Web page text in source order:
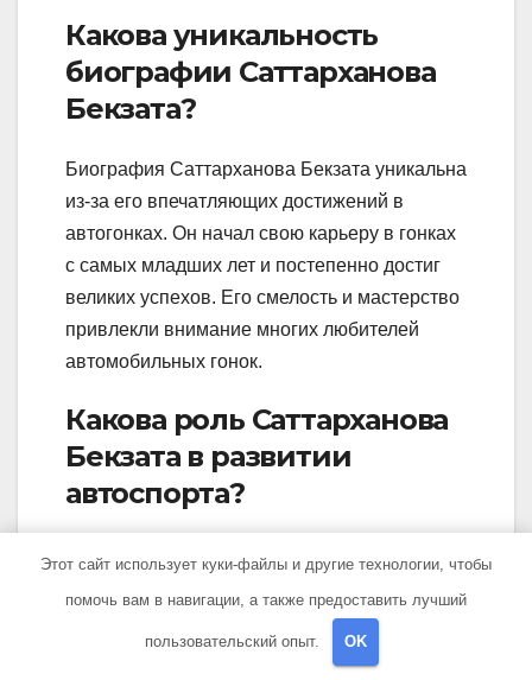
Какова уникальность
биографии Саттарханова
Бекзата?
Биография Саттарханова Бекзата уникальна
из-за его впечатляющих достижений в
автогонках. Он начал свою карьеру в гонках
с самых младших лет и постепенно достиг
великих успехов. Его смелость и мастерство
привлекли внимание многих любителей
автомобильных гонок.
Какова роль Саттарханова
Бекзата в развитии
автоспорта?
Саттарханов Бекзат играет важную роль в
и примером он вдохновляет молодых
гонщиков и способствует популяризации
Этот сайт использует куки-файлы и другие технологии, чтобы
помочь вам в навигации, а также предоставить лучший
пользовательский опыт. OK